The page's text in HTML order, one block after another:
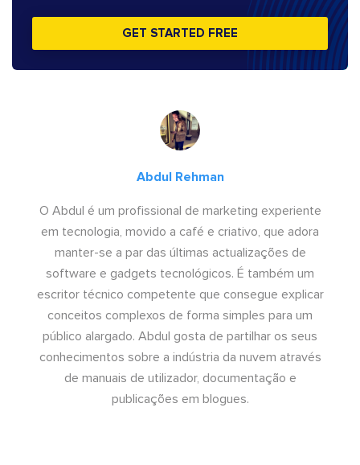
GET STARTED FREE
Abdul Rehman
O Abdul é um profissional de marketing experiente
em tecnologia, movido a café e criativo, que adora
manter-se a par das últimas actualizações de
software e gadgets tecnológicos. É também um
escritor técnico competente que consegue explicar
conceitos complexos de forma simples para um
público alargado. Abdul gosta de partilhar os seus
conhecimentos sobre a indústria da nuvem através
de manuais de utilizador, documentação e
publicações em blogues.